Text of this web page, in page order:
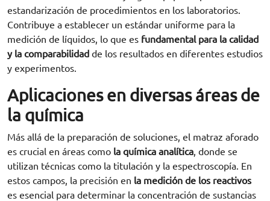
estandarización de procedimientos en los laboratorios.
Contribuye a establecer un estándar uniforme para la
medición de líquidos, lo que es fundamental para la calidad
y la comparabilidad de los resultados en diferentes estudios
y experimentos.
Aplicaciones en diversas áreas de
la química
Más allá de la preparación de soluciones, el matraz aforado
es crucial en áreas como la química analítica, donde se
utilizan técnicas como la titulación y la espectroscopía. En
estos campos, la precisión en la medición de los reactivos
es esencial para determinar la concentración de sustancias